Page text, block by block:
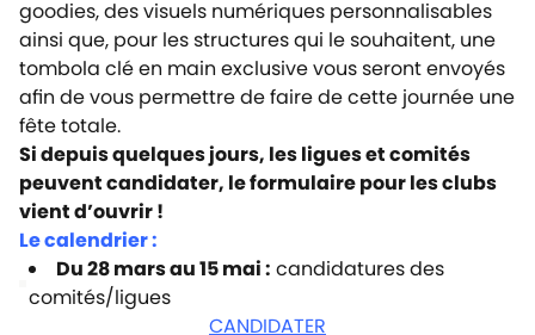
goodies, des visuels numériques personnalisables
ainsi que, pour les structures qui le souhaitent, une
tombola clé en main exclusive vous seront envoyés
afin de vous permettre de faire de cette journée une
fête totale.
Si depuis quelques jours, les ligues et comités
peuvent candidater, le formulaire pour les clubs
vient d’ouvrir !
Le calendrier :
Du 28 mars au 15 mai : candidatures des
comités/ligues
CANDIDATER